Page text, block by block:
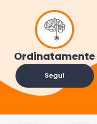
Ordinatamente
Segui